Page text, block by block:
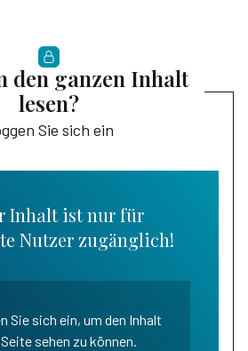
den ganzen Inhalt
lesen?
Sie sich ein
Inhalt ist nur für
Nutzer zugänglich!
Sie sich ein, um den Inhalt
sehen zu können.